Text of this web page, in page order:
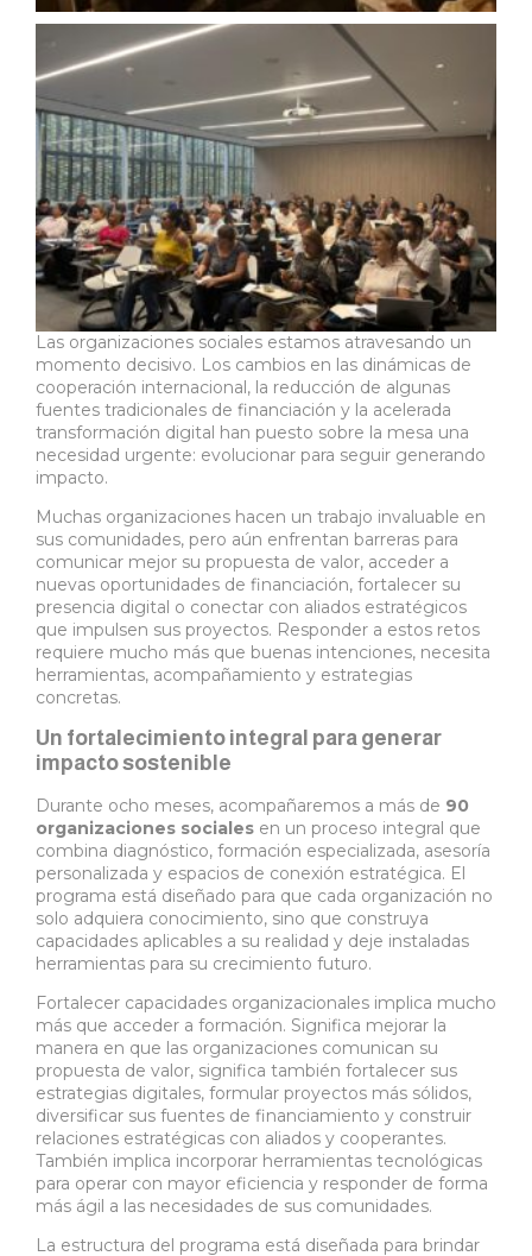
Las organizaciones sociales estamos atravesando un
momento decisivo. Los cambios en las dinámicas de
cooperación internacional, la reducción de algunas
fuentes tradicionales de financiación y la acelerada
transformación digital han puesto sobre la mesa una
necesidad urgente: evolucionar para seguir generando
impacto.
Muchas organizaciones hacen un trabajo invaluable en
sus comunidades, pero aún enfrentan barreras para
comunicar mejor su propuesta de valor, acceder a
nuevas oportunidades de financiación, fortalecer su
presencia digital o conectar con aliados estratégicos
que impulsen sus proyectos. Responder a estos retos
requiere mucho más que buenas intenciones, necesita
herramientas, acompañamiento y estrategias
concretas.
Un fortalecimiento integral para generar
impacto sostenible
Durante ocho meses, acompañaremos a más de 90
organizaciones sociales en un proceso integral que
combina diagnóstico, formación especializada, asesoría
personalizada y espacios de conexión estratégica. El
programa está diseñado para que cada organización no
solo adquiera conocimiento, sino que construya
capacidades aplicables a su realidad y deje instaladas
herramientas para su crecimiento futuro.
Fortalecer capacidades organizacionales implica mucho
más que acceder a formación. Significa mejorar la
manera en que las organizaciones comunican su
propuesta de valor, significa también fortalecer sus
estrategias digitales, formular proyectos más sólidos,
diversificar sus fuentes de financiamiento y construir
relaciones estratégicas con aliados y cooperantes.
También implica incorporar herramientas tecnológicas
para operar con mayor eficiencia y responder de forma
más ágil a las necesidades de sus comunidades.
La estructura del programa está diseñada para brindar